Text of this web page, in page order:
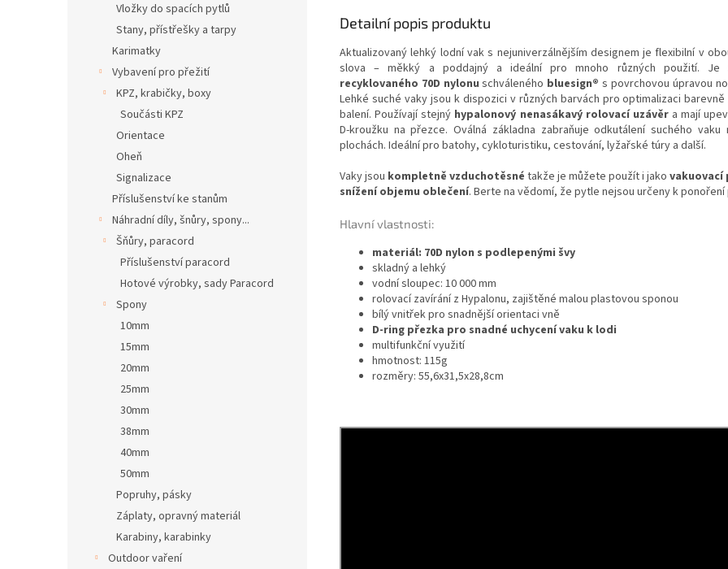
Vložky do spacích pytlů
Stany, přístřešky a tarpy
Karimatky
Vybavení pro přežití
KPZ, krabičky, boxy
Součásti KPZ
Orientace
Oheň
Signalizace
Příslušenství ke stanům
Náhradní díly, šnůry, spony...
Šňůry, paracord
Příslušenství paracord
Hotové výrobky, sady Paracord
Spony
10mm
15mm
20mm
25mm
30mm
38mm
40mm
50mm
Popruhy, pásky
Záplaty, opravný materiál
Karabiny, karabinky
Outdoor vaření
Detailní popis produktu
Aktualizovaný lehký lodní vak s nejuniverzálnějším designem je flexibilní v
slova – měkký a poddajný a ideální pro mnoho různých použití. Je
recyklovaného 70D nylonu schváleného bluesign® s povrchovou úpravou
Lehké suché vaky jsou k dispozici v různých barvách pro optimalizaci
balení. Používají stejný hypalonový nenasákavý rolovací uzávěra mají
D-kroužku na přezce. Oválná základna zabraňuje odkutálení suchého vaku
plochách. Ideální pro batohy, cykloturistiku, cestování, lyžařské túry a další.
Vaky jsou kompletně vzduchotěsné takže je můžete použít i jako vakuovací
snížení objemu oblečení. Berte na vědomí, že pytle nejsou určeny k ponoření
Hlavní vlastnosti:
materiál: 70D nylon s podlepenými švy
skladný a lehký
vodní sloupec: 10 000 mm
rolovací zavírání z Hypalonu, zajištěné malou plastovou sponou
bílý vnitřek pro snadnější orientaci vně
D-ring přezka pro snadné uchycení vaku k lodi
multifunkční využití
hmotnost: 115g
rozměry: 55,6x31,5x28,8cm